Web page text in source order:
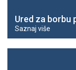
Ured za borbu
Saznaj više